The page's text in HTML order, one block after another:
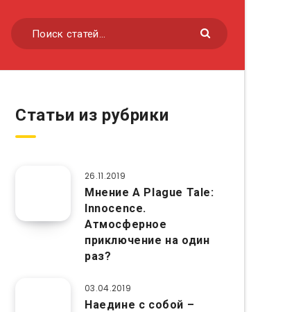
Статьи из рубрики
26.11.2019
Мнение A Plague Tale:
Innocence.
Атмосферное
приключение на один
раз?
03.04.2019
Наедине с собой –